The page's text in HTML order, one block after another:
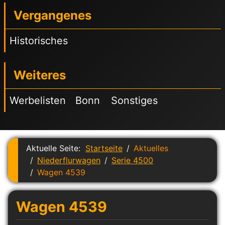
Vergangenes
Historisches
Weiteres
Werbelisten Bonn Sonstiges
Aktuelle Seite: Startseite
Aktuelles
Niederflurwagen
Serie 4500
Wagen 4539
Wagen 4539